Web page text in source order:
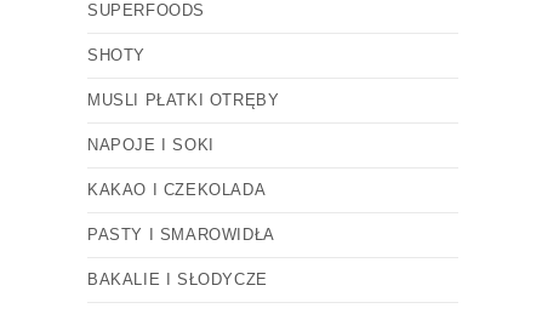
SUPERFOODS
SHOTY
MUSLI PŁATKI OTRĘBY
NAPOJE I SOKI
KAKAO I CZEKOLADA
PASTY I SMAROWIDŁA
BAKALIE I SŁODYCZE